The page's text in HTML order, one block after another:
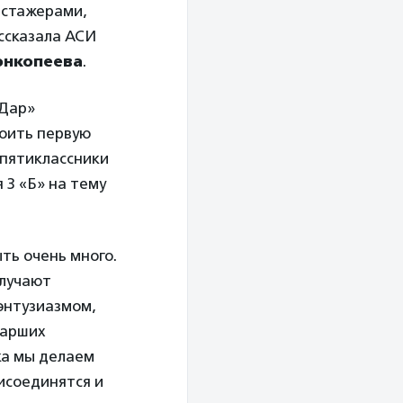
АСИ
.
первую
3 «Б» на тему
очень много.
мы делаем
и